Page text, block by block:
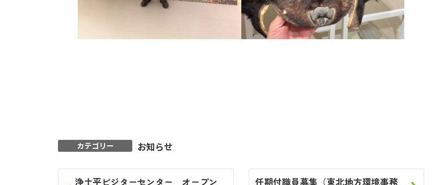
カテゴリー お知らせ
浄土平ビジターセンター オープン
任期付職員募集（東北地方環境事務